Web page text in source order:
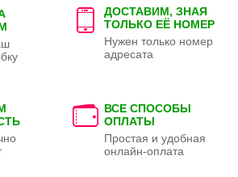
ДОСТАВИМ, ЗНАЯ
ТОЛЬКО ЕЁ НОМЕР
Нужен только номер
адресата
ВСЕ СПОСОБЫ
ОПЛАТЫ
Простая и удобная
онлайн-оплата